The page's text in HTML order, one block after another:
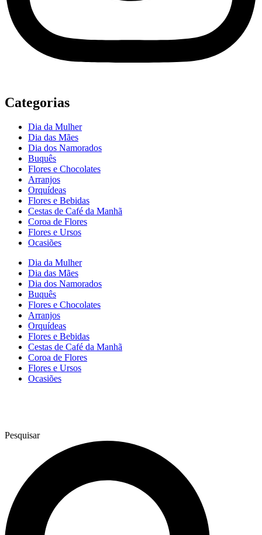
Categorias
Dia da Mulher
Dia das Mães
Dia dos Namorados
Buquês
Flores e Chocolates
Arranjos
Orquídeas
Flores e Bebidas
Cestas de Café da Manhã
Coroa de Flores
Flores e Ursos
Ocasiões
Dia da Mulher
Dia das Mães
Dia dos Namorados
Buquês
Flores e Chocolates
Arranjos
Orquídeas
Flores e Bebidas
Cestas de Café da Manhã
Coroa de Flores
Flores e Ursos
Ocasiões
Pesquisar